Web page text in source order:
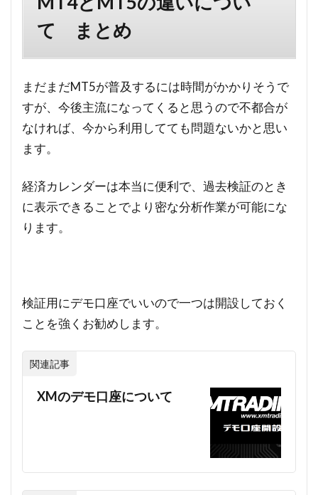
て まとめ
まだまだMT5が普及するには時間がかかりそうで
すが、今後主流になってくると思うので不都合が
なければ、今から利用してても問題ないかと思い
ます。
経済カレンダーは本当に便利で、過去検証のとき
に表示できることでより密な分析作業が可能にな
ります。
検証用にデモ口座でいいので一つは開設しておく
ことを強くお勧めします。
関連記事
XMのデモ口座について